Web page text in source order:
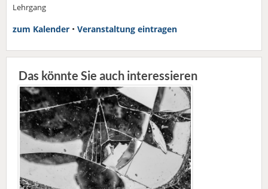
Lehrgang
zum Kalender • Veranstaltung eintragen
Das könnte Sie auch interessieren